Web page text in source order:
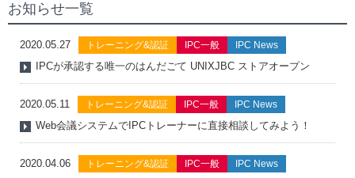
お知らせ一覧
2020.05.27 トレーニング&認証 IPC一般 IPC News
IPCが承認する唯一のはんだごて UNIXJBC ストアオープン
2020.05.11 トレーニング&認証 IPC一般 IPC News
Web会議システムでIPCトレーナーに直接相談してみよう！
2020.04.06 トレーニング&認証 IPC一般 IPC News